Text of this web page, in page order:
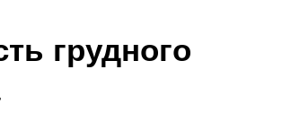
грудного